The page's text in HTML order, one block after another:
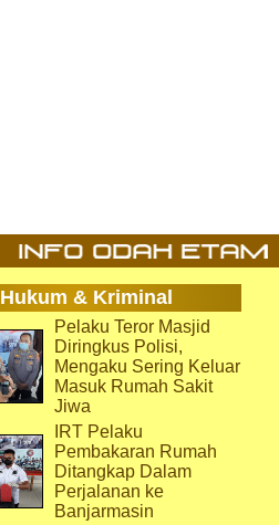
Hukum & Kriminal
Pelaku Teror Masjid
Diringkus Polisi,
Mengaku Sering Keluar
Masuk Rumah Sakit
Jiwa
IRT Pelaku
Pembakaran Rumah
Ditangkap Dalam
Perjalanan ke
Banjarmasin